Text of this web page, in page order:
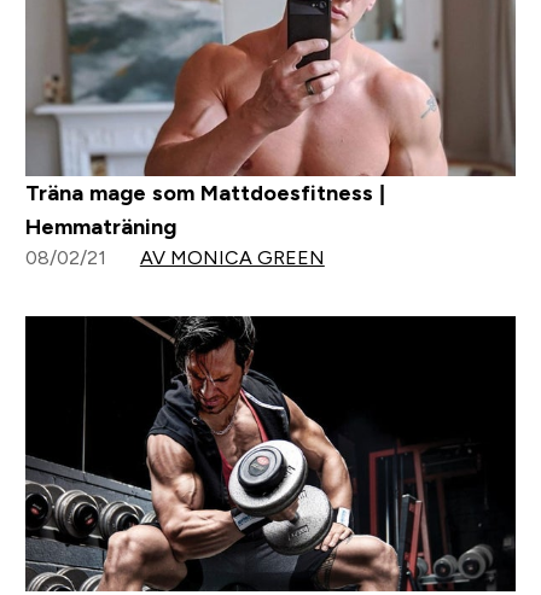
Träna mage som Mattdoesfitness |
Hemmaträning
08/02/21 AV MONICA GREEN